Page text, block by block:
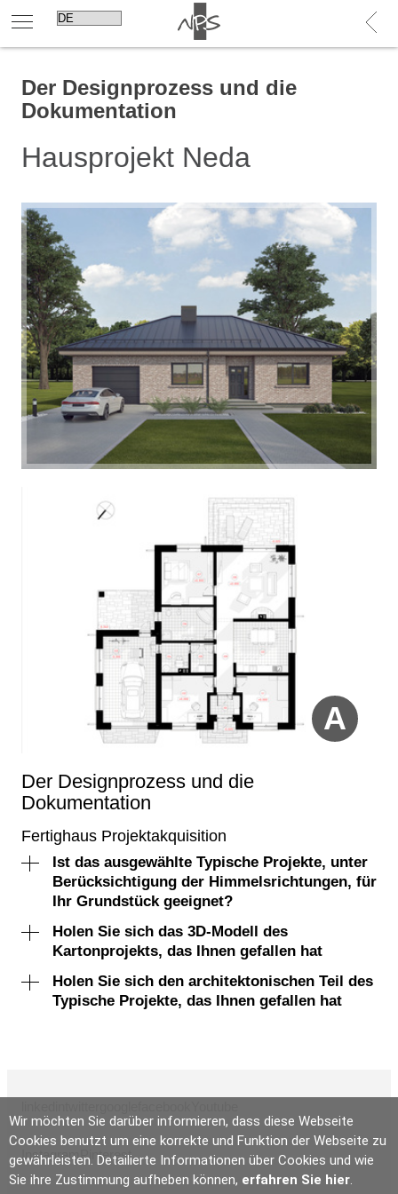
Wir möchten Sie darüber informieren, dass diese Webseite
Cookies benutzt um eine korrekte und Funktion der Webseite zu
gewährleisten. Detailierte Informationen über Cookies und wie
Sie ihre Zustimmung aufheben können, erfahren Sie hier.
Der Designprozess und die
Dokumentation
Hausprojekt Neda
A
Der Designprozess und die
Dokumentation
Fertighaus Projektakquisition
Ist das ausgewählte Typische Projekte, unter
Berücksichtigung der Himmelsrichtungen, für
Ihr Grundstück geeignet?
Holen Sie sich das 3D-Modell des
Kartonprojekts, das Ihnen gefallen hat
Holen Sie sich den architektonischen Teil des
Typische Projekte, das Ihnen gefallen hat
InstagramPinterest